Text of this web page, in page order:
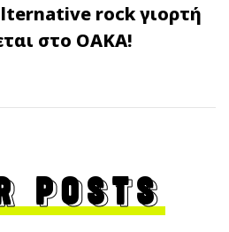
rock γιορτή
στο ΟΑΚΑ!
POSTS